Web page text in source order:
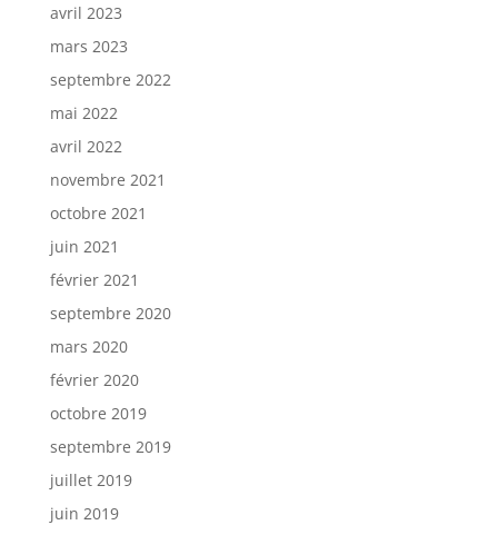
avril 2023
mars 2023
septembre 2022
mai 2022
avril 2022
novembre 2021
octobre 2021
juin 2021
février 2021
septembre 2020
mars 2020
février 2020
octobre 2019
septembre 2019
juillet 2019
juin 2019